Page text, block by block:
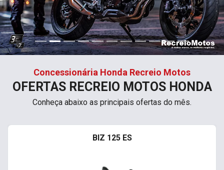
Concessionária Honda Recreio Motos
OFERTAS RECREIO MOTOS HONDA
Conheça abaixo as principais ofertas do mês.
BIZ 125 ES